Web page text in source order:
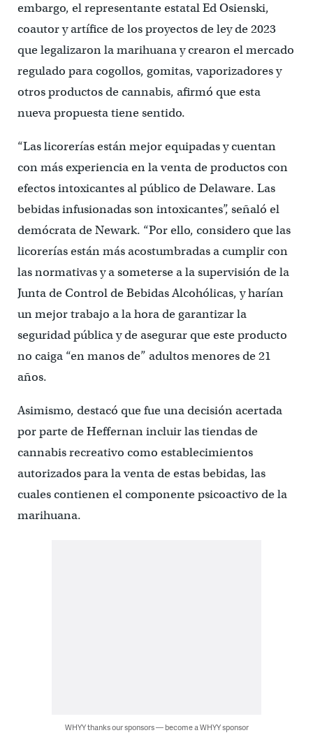
embargo, el representante estatal Ed Osienski,
coautor y artífice de los proyectos de ley de 2023
que legalizaron la marihuana y crearon el mercado
regulado para cogollos, gomitas, vaporizadores y
otros productos de cannabis, afirmó que esta
nueva propuesta tiene sentido.
“Las licorerías están mejor equipadas y cuentan
con más experiencia en la venta de productos con
efectos intoxicantes al público de Delaware. Las
bebidas infusionadas son intoxicantes”, señaló el
demócrata de Newark. “Por ello, considero que las
licorerías están más acostumbradas a cumplir con
las normativas y a someterse a la supervisión de la
Junta de Control de Bebidas Alcohólicas, y harían
un mejor trabajo a la hora de garantizar la
seguridad pública y de asegurar que este producto
no caiga “en manos de” adultos menores de 21
años.
Asimismo, destacó que fue una decisión acertada
por parte de Heffernan incluir las tiendas de
cannabis recreativo como establecimientos
autorizados para la venta de estas bebidas, las
cuales contienen el componente psicoactivo de la
marihuana.
WHYY thanks our sponsors — become a WHYY sponsor